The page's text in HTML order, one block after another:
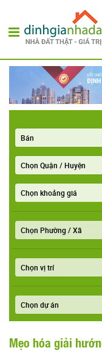
Mẹo hóa giải